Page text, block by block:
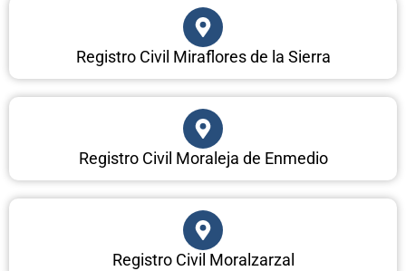
Registro Civil Miraflores de la Sierra
Registro Civil Moraleja de Enmedio
Registro Civil Moralzarzal